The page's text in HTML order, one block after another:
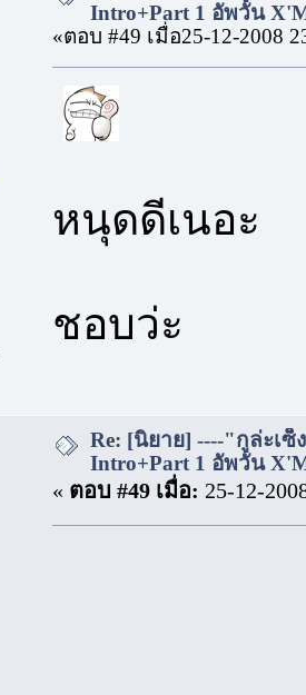
Intro+Part 1 อัพวัน
«ตอบ #49 เมื่อ25-12-2008
หนุดดีเนอะ
ชอบว่ะ
Re: [นิยาย] ----"กูล่ะเ
Intro+Part 1 อัพวัน
« ตอบ #49 เมื่อ: 25-12-